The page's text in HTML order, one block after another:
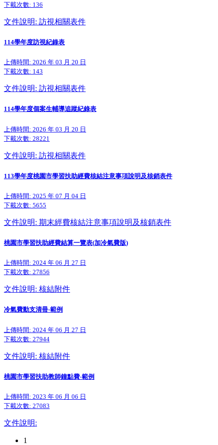
下載次數: 136
文件說明: 訪視相關表件
114學年度訪視紀錄表
上傳時間: 2026 年 03 月 20 日
下載次數: 143
文件說明: 訪視相關表件
114學年度個案生輔導追蹤紀錄表
上傳時間: 2026 年 03 月 20 日
下載次數: 28221
文件說明: 訪視相關表件
113學年度桃園市學習扶助經費核結注意事項說明及核銷表件
上傳時間: 2025 年 07 月 04 日
下載次數: 5655
文件說明: 期末經費核結注意事項說明及核銷表件
桃園市學習扶助經費結算一覽表(加冷氣費版)
上傳時間: 2024 年 06 月 27 日
下載次數: 27856
文件說明: 核結附件
冷氣費動支清冊-範例
上傳時間: 2024 年 06 月 27 日
下載次數: 27944
文件說明: 核結附件
桃園市學習扶助教師鐘點費-範例
上傳時間: 2023 年 06 月 06 日
下載次數: 27083
文件說明:
1